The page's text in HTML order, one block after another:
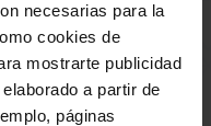
necesarias para la
cookies de
mostrarte publicidad
a partir de
páginas